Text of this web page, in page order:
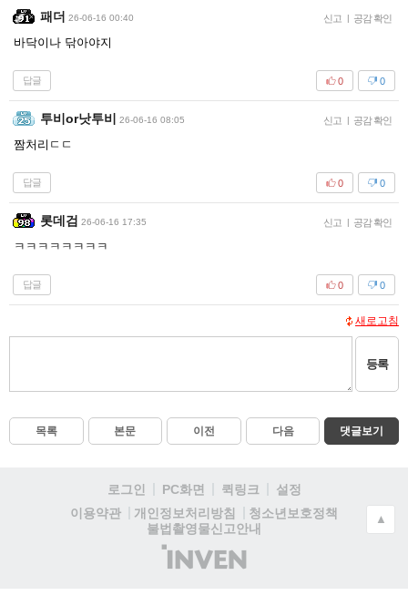
패더 26-06-16 00:40 신고 | 공감 확인
바닥이나 닦아야지
답글 0
0
투비or낫투비 26-06-16 08:05 신고 | 공감 확인
짬처리ㄷㄷ
답글 0
0
롯데검 26-06-16 17:35 신고 | 공감 확인
ㅋㅋㅋㅋㅋㅋㅋㅋ
답글 0
0
새로고침
등록
목록 본문 이전 다음 댓글보기
로그인 PC화면 퀵링크
설정
이용약관
개인정보처리방침
청소년보호정책
불법촬영물신고안내
(주)
인
▲